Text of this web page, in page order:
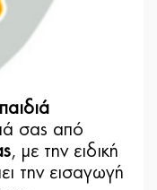
σας από
, με την ειδική
την εισαγωγή